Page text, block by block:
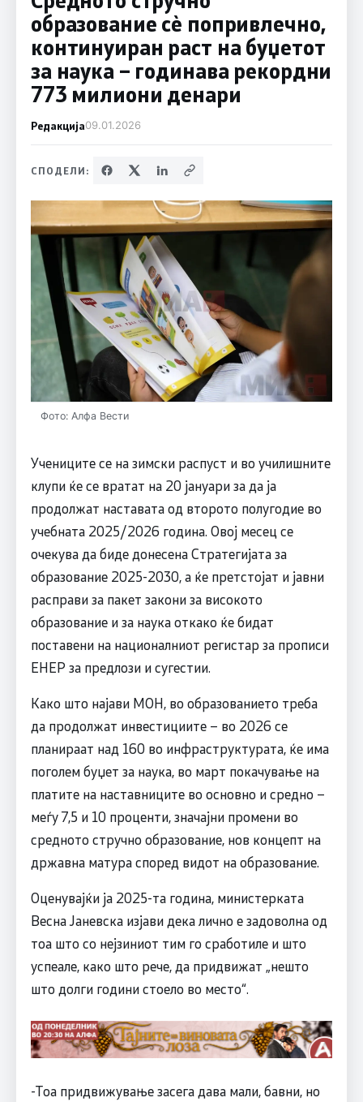
образование сè попривлечно,
континуиран раст на буџетот
за наука – годинава рекордни
773 милиони денари
Редакција09.01.2026
СПОДЕЛИ:
Фото: Алфа Вести
Учениците се на зимски распуст и во училишните
клупи ќе се вратат на 20 јануари за да ја
продолжат наставата од второто полугодие во
учебната 2025/2026 година. Овој месец се
очекува да биде донесена Стратегијата за
образование 2025-2030, а ќе претстојат и јавни
расправи за пакет закони за високото
образование и за наука откако ќе бидат
поставени на националниот регистар за прописи
ЕНЕР за предлози и сугестии.
Како што најави МОН, во образованието треба
да продолжат инвестициите – во 2026 се
планираат над 160 во инфраструктурата, ќе има
поголем буџет за наука, во март покачување на
платите на наставниците во основно и средно –
меѓу 7,5 и 10 проценти, значајни промени во
средното стручно образование, нов концепт на
државна матура според видот на образование.
Оценувајќи ја 2025-та година, министерката
Весна Јаневска изјави дека лично е задоволна од
тоа што со нејзиниот тим го сработиле и што
успеале, како што рече, да придвижат „нешто
што долги години стоело во место“.
-Тоа придвижување засега дава мали, бавни, но